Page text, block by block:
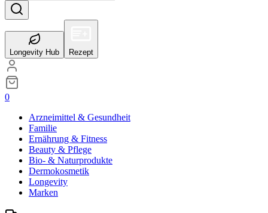
Longevity Hub Rezept
0
Arzneimittel & Gesundheit
Familie
Ernährung & Fitness
Beauty & Pflege
Bio- & Naturprodukte
Dermokosmetik
Longevity
Marken